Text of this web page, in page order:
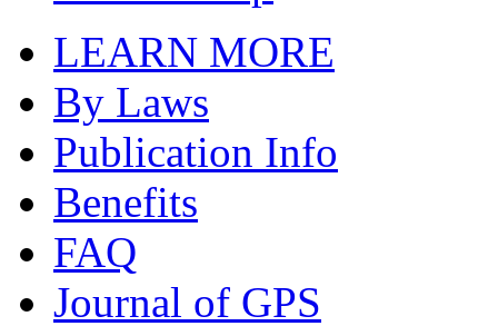
LEARN MORE
By Laws
Publication Info
Benefits
FAQ
Journal of GPS